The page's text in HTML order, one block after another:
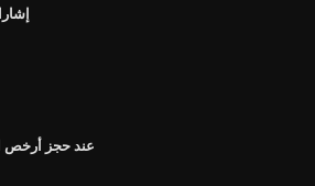
عند حجز أرخص